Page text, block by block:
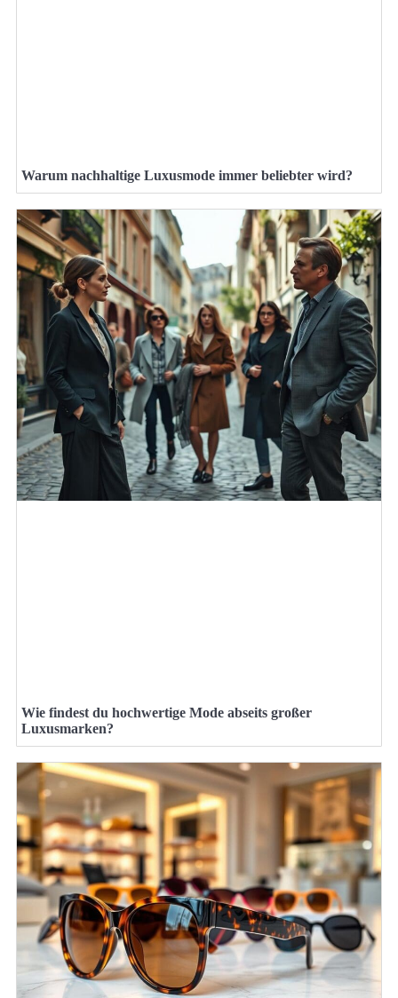
Warum nachhaltige Luxusmode immer beliebter wird?
Wie findest du hochwertige Mode abseits großer
Luxusmarken?